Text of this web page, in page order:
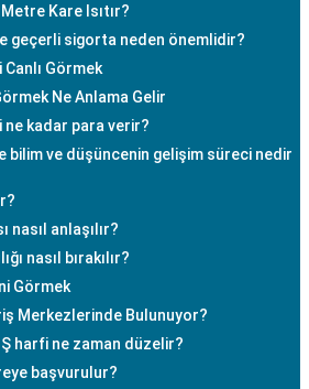
Kare Isıtır?
geçerli sigorta neden önemlidir?
Görmek
Ne Anlama Gelir
kadar para verir?
bilim ve düşüncenin gelişim süreci nedir
nasıl anlaşılır?
nasıl bırakılır?
Görmek
Merkezlerinde Bulunuyor?
harfi ne zaman düzelir?
başvurulur?